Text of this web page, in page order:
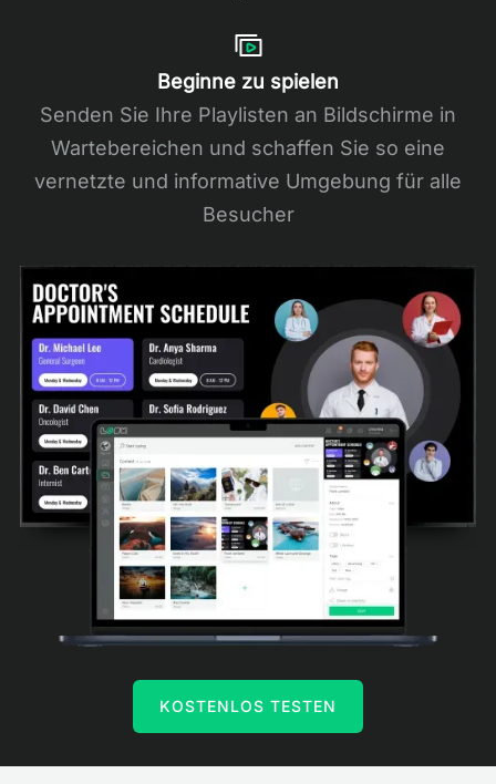
Beginne zu spielen
Senden Sie Ihre Playlisten an Bildschirme in
Wartebereichen und schaffen Sie so eine
vernetzte und informative Umgebung für alle
Besucher
KOSTENLOS TESTEN